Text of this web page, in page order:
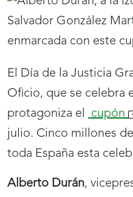
El Día de la Justicia
Oficio, que se celebra
protagoniza el
cupón
julio. Cinco millones
toda España esta
Alberto Durán,